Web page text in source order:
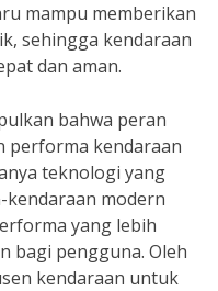
mampu memberikan
sehingga kendaraan
dan aman.
bahwa peran
performa kendaraan
teknologi yang
modern
yang lebih
bagi pengguna. Oleh
kendaraan untuk